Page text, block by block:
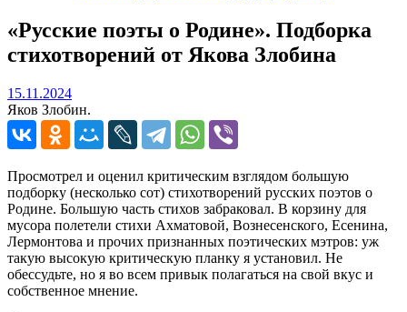
«Русские поэты о Родине». Подборка
стихотворений от Якова Злобина
15.11.202415.11.2024
Яков Злобин.
Просмотрел и оценил критическим взглядом большую
подборку (несколько сот) стихотворений русских поэтов о
Родине. Большую часть стихов забраковал. В корзину для
мусора полетели стихи Ахматовой, Вознесенского, Есенина,
Лермонтова и прочих признанных поэтических мэтров: уж
такую высокую критическую планку я установил. Не
обессудьте, но я во всем привык полагаться на свой вкус и
собственное мнение.